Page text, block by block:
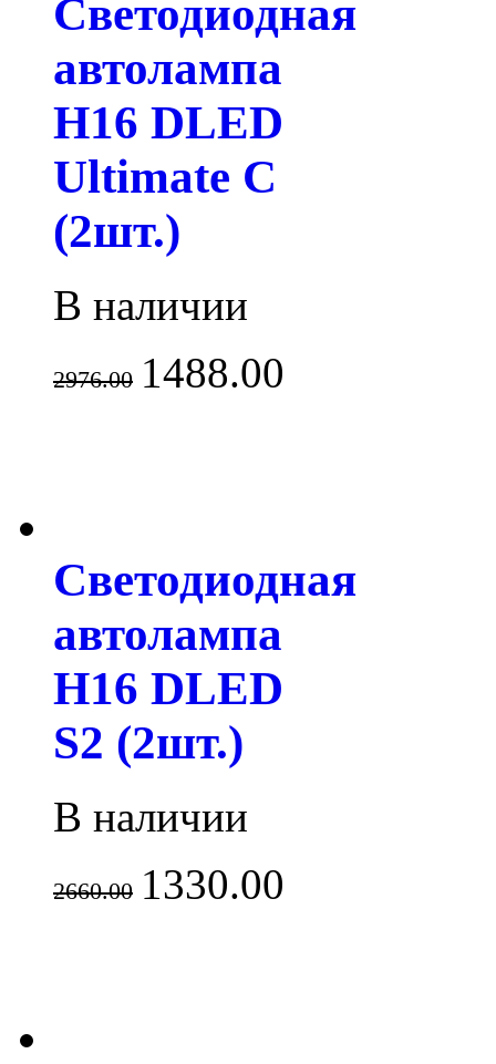
Светодиодная
автолампа
H16 DLED
Ultimate C
(2шт.)
В наличии
2976.00 1488.00
Светодиодная
автолампа
H16 DLED
S2 (2шт.)
В наличии
2660.00 1330.00